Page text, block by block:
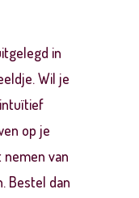
in
Wil je
op je
van
Bestel dan